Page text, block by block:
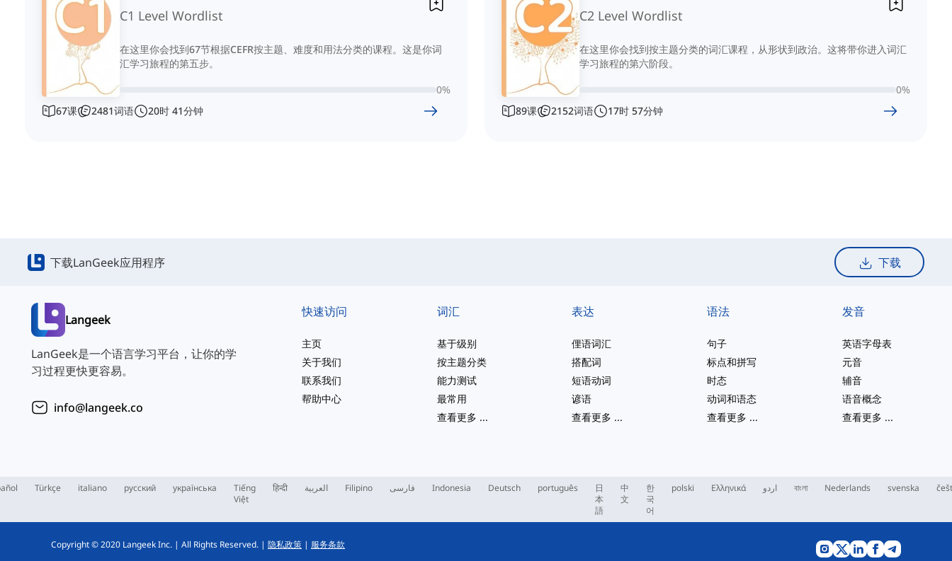
C1 Level Wordlist
在这里你会找到67节根据CEFR按主题、难度和用法分类的课程。这是你词
汇学习旅程的第五步。
0%
67课 2481词语 20时 41分钟
C2 Level Wordlist
在这里你会找到按主题分类的词汇课程，从形状到政治。这将带你进入词汇
学习旅程的第六阶段。
0%
89课 2152词语 17时 57分钟
下载LanGeek应用程序 下载
Langeek
LanGeek是一个语言学习平台，让你的学
习过程更快更容易。
info@langeek.co
快速访问
主页
关于我们
联系我们
帮助中心
词汇
基于级别
按主题分类
能力测试
最常用
查看更多 ...
表达
俚语词汇
搭配词
短语动词
谚语
查看更多 ...
语法
句子
标点和拼写
时态
动词和语态
查看更多 ...
发音
英语字母表
元音
辅音
语音概念
查看更多 ...
Türkçe italiano русский українська
Tiếng
Việt
हिन्दी العربية Filipino فارسی Indonesia Deutsch português
日
本
語
中
文
한
국
어
polski Ελληνικά اردو বাংলা Nederlands svenska
Copyright © 2020 Langeek Inc. | All Rights Reserved. | 隐私政策 | 服务条款